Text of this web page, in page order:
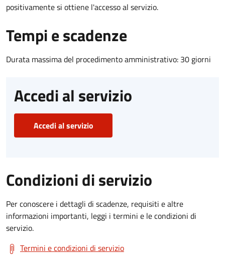
positivamente si ottiene l'accesso al servizio.
Tempi e scadenze
Durata massima del procedimento amministrativo: 30 giorni
Accedi al servizio
Accedi al servizio
Condizioni di servizio
Per conoscere i dettagli di scadenze, requisiti e altre
informazioni importanti, leggi i termini e le condizioni di
servizio.
Termini e condizioni di servizio